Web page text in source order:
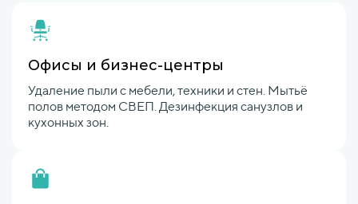
Офисы и бизнес-центры
Удаление пыли с мебели, техники и стен. Мытьё
полов методом СВЕП. Дезинфекция санузлов и
кухонных зон.